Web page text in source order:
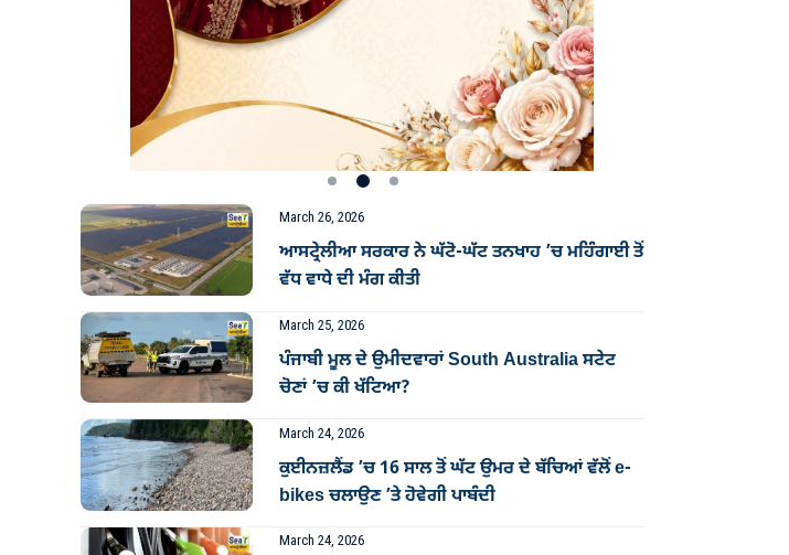
March 26, 2026
ਆਸਟ੍ਰੇਲੀਆ ਸਰਕਾਰ ਨੇ ਘੱਟੋ-ਘੱਟ ਤਨਖਾਹ ’ਚ ਮਹਿੰਗਾਈ ਤੋਂ
ਵੱਧ ਵਾਧੇ ਦੀ ਮੰਗ ਕੀਤੀ
March 25, 2026
ਪੰਜਾਬੀ ਮੂਲ ਦੇ ਉਮੀਦਵਾਰਾਂ South Australia ਸਟੇਟ
ਚੋਣਾਂ ’ਚ ਕੀ ਖੱਟਿਆ?
March 24, 2026
ਕੁਈਨਜ਼ਲੈਂਡ ’ਚ 16 ਸਾਲ ਤੋਂ ਘੱਟ ਉਮਰ ਦੇ ਬੱਚਿਆਂ ਵੱਲੋਂ e-
bikes ਚਲਾਉਣ ’ਤੇ ਹੋਵੇਗੀ ਪਾਬੰਦੀ
March 24, 2026